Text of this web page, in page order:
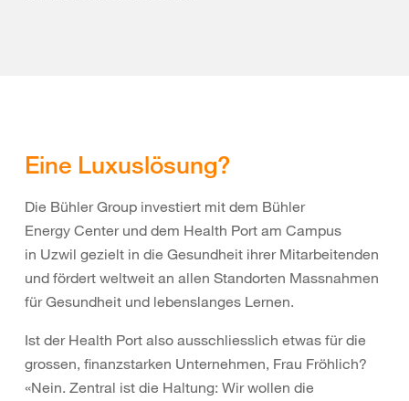
Eine Luxuslösung?
Die Bühler Group investiert mit dem Bühler
Energy Center und dem Health Port am Campus
in Uzwil gezielt in die Gesundheit ihrer Mitarbeitenden
und fördert weltweit an allen Standorten Massnahmen
für Gesundheit und lebenslanges Lernen.
Ist der Health Port also ausschliesslich etwas für die
grossen, finanzstarken Unternehmen, Frau Fröhlich?
«Nein. Zentral ist die Haltung: Wir wollen die